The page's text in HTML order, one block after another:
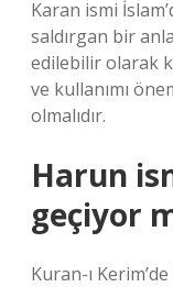
Karan ismi
saldırgan bir
edilebilir olarak
ve kullanımı
olmalıdır.
Harun
geçiyor
Kuran-ı